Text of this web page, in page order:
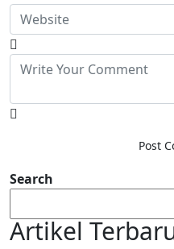
Post
Search
Artikel